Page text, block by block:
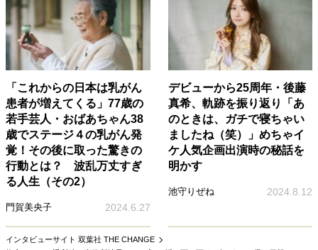
「これからの日本は乳がん
患者が増えてくる」77歳の
若手芸人・おばあちゃん38
歳でステージ４の乳がん発
覚！その後に取った驚きの
行動とは？ 波乱万丈すぎ
る人生（その2）
門賀美央子 2024.6.27
デビューから25周年・後藤
真希、軌跡を振り返り「あ
のときは、ガチで寝ちゃい
ましたね（笑）」めちゃイ
ケ人気企画出演時の秘話を
明かす
池守りぜね 2024.8.12
インタビューサイト 双葉社 THE CHANGE